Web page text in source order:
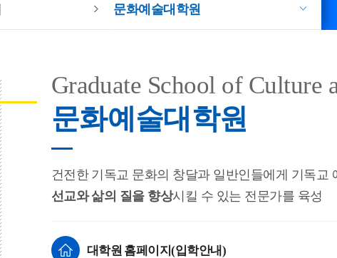
문화예술대학원
Graduate School of Culture
문화예술대학원
건전한 기독교 문화의 창달과 일반인들에게 기독교
선교와 삶의 질을 향상시킬 수 있는 전문가를 육성
대학원 홈페이지(입학안내)